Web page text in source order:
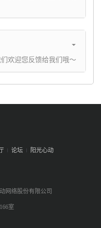
欢迎您反馈给我们哦～
论坛 阳光心动
网络股份有限公司
室